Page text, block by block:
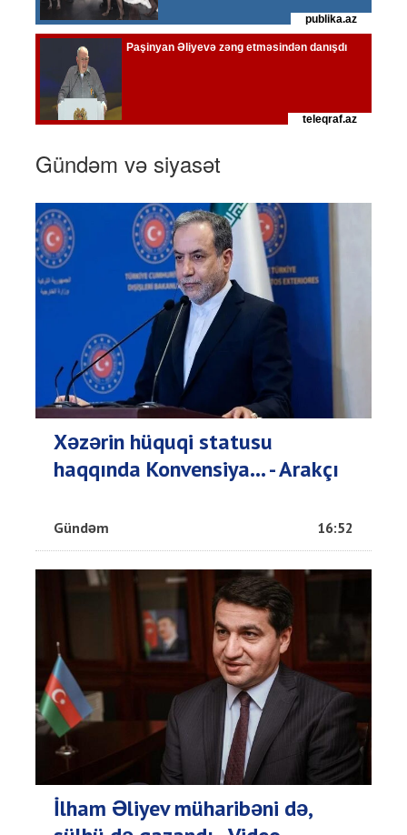
Gündəm və siyasət
Xəzərin hüquqi statusu
haqqında Konvensiya... - Arakçı
Gündəm 16:52
İlham Əliyev müharibəni də,